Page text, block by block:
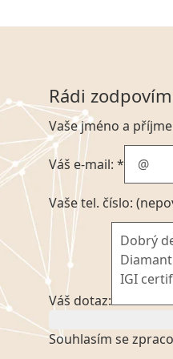
Rádi
Vaše jméno a
Váš e-mail: *
Vaše tel. číslo:
Váš dotaz:
Souhlasím se